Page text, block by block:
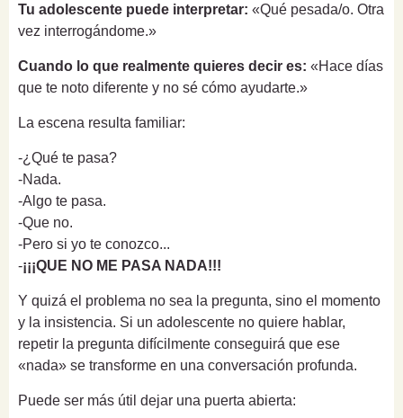
Tu adolescente puede interpretar: «Qué pesada/o. Otra
vez interrogándome.»
Cuando lo que realmente quieres decir es: «Hace días
que te noto diferente y no sé cómo ayudarte.»
La escena resulta familiar:
-¿Qué te pasa?
-Nada.
-Algo te pasa.
-Que no.
-Pero si yo te conozco...
-¡¡¡QUE NO ME PASA NADA!!!
Y quizá el problema no sea la pregunta, sino el momento
y la insistencia. Si un adolescente no quiere hablar,
repetir la pregunta difícilmente conseguirá que ese
«nada» se transforme en una conversación profunda.
Puede ser más útil dejar una puerta abierta: